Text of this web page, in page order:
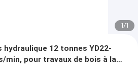
1/1
hydraulique 12 tonnes YD22-
min, pour travaux de bois à la